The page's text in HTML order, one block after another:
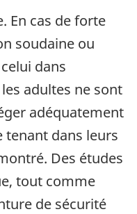
En cas de forte
soudaine ou
dans
adultes ne sont
adéquatement
tenant dans leurs
Des études
tout comme
de sécurité